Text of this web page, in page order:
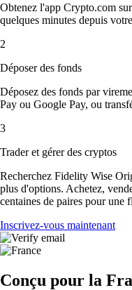
Obtenez l'app Crypto.com
quelques minutes depuis
2
Déposer des fonds
Déposez des fonds par
Pay ou Google Pay, ou
3
Trader et gérer des cryptos
Recherchez Fidelity Wise
plus d'options. Achetez,
centaines de paires pour une
Inscrivez-vous maintenant
Conçu pour la